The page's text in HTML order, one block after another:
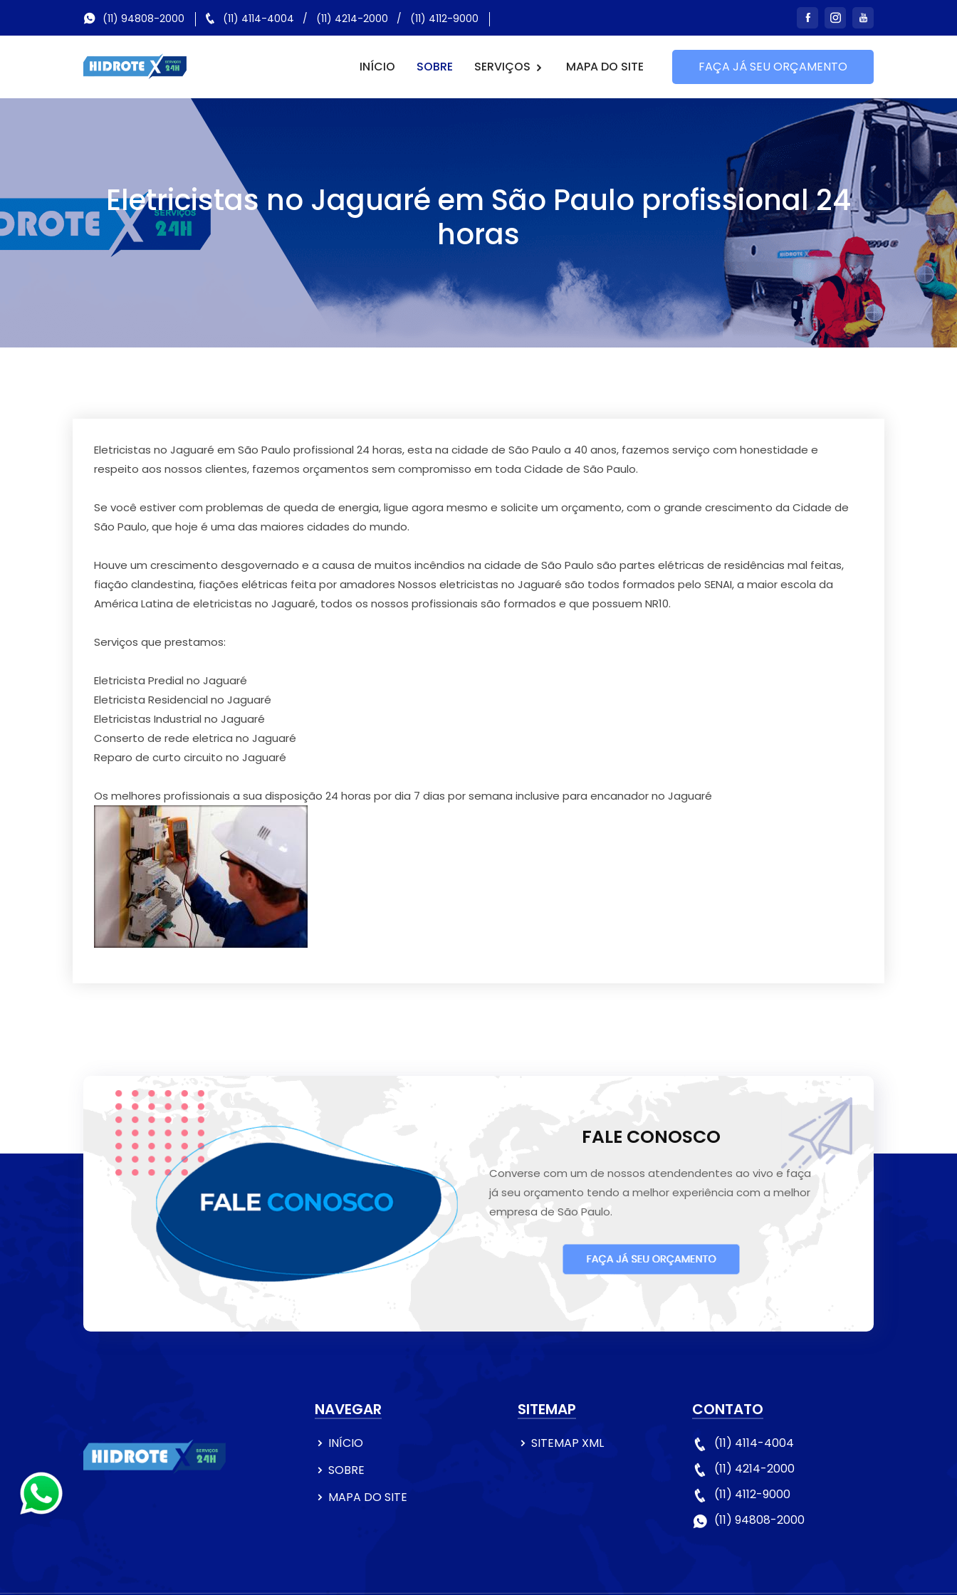
(11) 94808-2000 (11) 4114-4004 / (11) 4214-2000 / (11) 4112-9000
INÍCIO SOBRE SERVIÇOS MAPA DO SITE FAÇA JÁ SEU ORÇAMENTO
Eletricistas no Jaguaré em São Paulo profissional 24
horas
Eletricistas no Jaguaré em São Paulo profissional 24 horas, esta na cidade de São Paulo a 40 anos, fazemos serviço com honestidade e
respeito aos nossos clientes, fazemos orçamentos sem compromisso em toda Cidade de São Paulo.
Se você estiver com problemas de queda de energia, ligue agora mesmo e solicite um orçamento, com o grande crescimento da Cidade de
São Paulo, que hoje é uma das maiores cidades do mundo.
Houve um crescimento desgovernado e a causa de muitos incêndios na cidade de São Paulo são partes elétricas de residências mal feitas,
fiação clandestina, fiações elétricas feita por amadores Nossos eletricistas no Jaguaré são todos formados pelo SENAI, a maior escola da
América Latina de eletricistas no Jaguaré, todos os nossos profissionais são formados e que possuem NR10.
Serviços que prestamos:
Eletricista Predial no Jaguaré
Eletricista Residencial no Jaguaré
Eletricistas Industrial no Jaguaré
Conserto de rede eletrica no Jaguaré
Reparo de curto circuito no Jaguaré
Os melhores profissionais a sua disposição 24 horas por dia 7 dias por semana inclusive para encanador no Jaguaré
FALE CONOSCO
Converse com um de nossos atendendentes ao vivo e faça
já seu orçamento tendo a melhor experiência com a melhor
empresa de São Paulo.
NAVEGAR
INÍCIO
SOBRE
MAPA DO SITE
SITEMAP
SITEMAP XML
CONTATO
(11) 4114-4004
(11) 4214-2000
(11) 4112-9000
(11) 94808-2000